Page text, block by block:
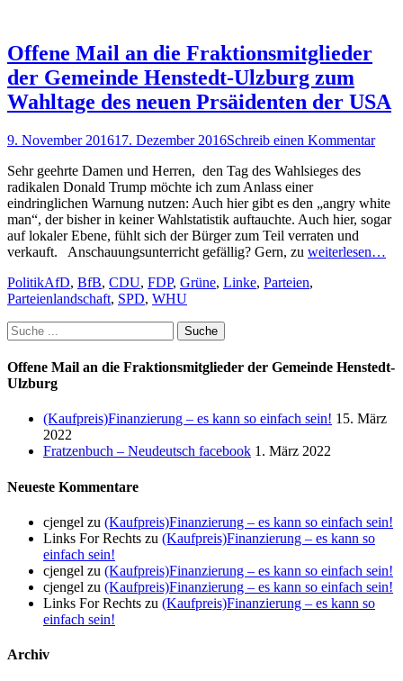
Offene Mail an die Fraktionsmitglieder
der Gemeinde Henstedt-Ulzburg zum
Wahltage des neuen Prsäidenten der USA
Posted
9. November 201617. Dezember 2016Schreib einen Kommentar
Sehr geehrte Damen und Herren, den Tag des Wahlsieges des
radikalen Donald Trump möchte ich zum Anlass einer
eindringlichen Warnung nutzen: Auch hier gibt es den „angry white
man“, der bisher in keiner Wahlstatistik auftauchte. Auch hier, sogar
auf lokaler Ebene, fühlt sich der Bürger zum Teil verraten und
verkauft. Anschauungsunterricht gefällig? Gern, zu weiterlesen…
Kategorien
PolitikSchlagworte
AfD, BfB, CDU, FDP, Grüne, Linke, Parteien,
Parteienlandschaft, SPD, WHU
Suche
nach:
Offene Mail an die Fraktionsmitglieder der Gemeinde Henstedt-
Ulzburg
(Kaufpreis)Finanzierung – es kann so einfach sein! 15. März
2022
Fratzenbuch – Neudeutsch facebook 1. März 2022
Neueste Kommentare
cjengel zu (Kaufpreis)Finanzierung – es kann so einfach sein!
Links For Rechts zu (Kaufpreis)Finanzierung – es kann so
einfach sein!
cjengel zu (Kaufpreis)Finanzierung – es kann so einfach sein!
cjengel zu (Kaufpreis)Finanzierung – es kann so einfach sein!
Links For Rechts zu (Kaufpreis)Finanzierung – es kann so
einfach sein!
Archiv